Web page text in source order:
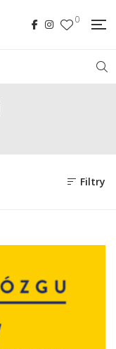
0
Filtry